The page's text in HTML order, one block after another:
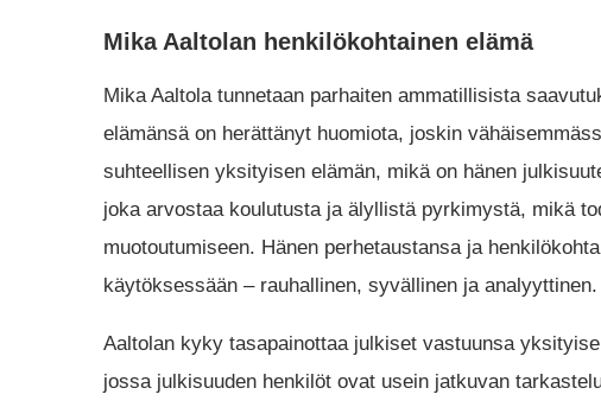
Mika Aaltolan henkilökohtainen elämä
Mika Aaltola tunnetaan parhaiten ammatillisista
elämänsä on herättänyt huomiota, joskin
suhteellisen yksityisen elämän, mikä on hänen
joka arvostaa koulutusta ja älyllistä pyrkimystä, mikä
muotoutumiseen. Hänen perhetaustansa ja
käytöksessään – rauhallinen, syvällinen ja analyyttinen​.
Aaltolan kyky tasapainottaa julkiset vastuunsa
jossa julkisuuden henkilöt ovat usein jatkuvan